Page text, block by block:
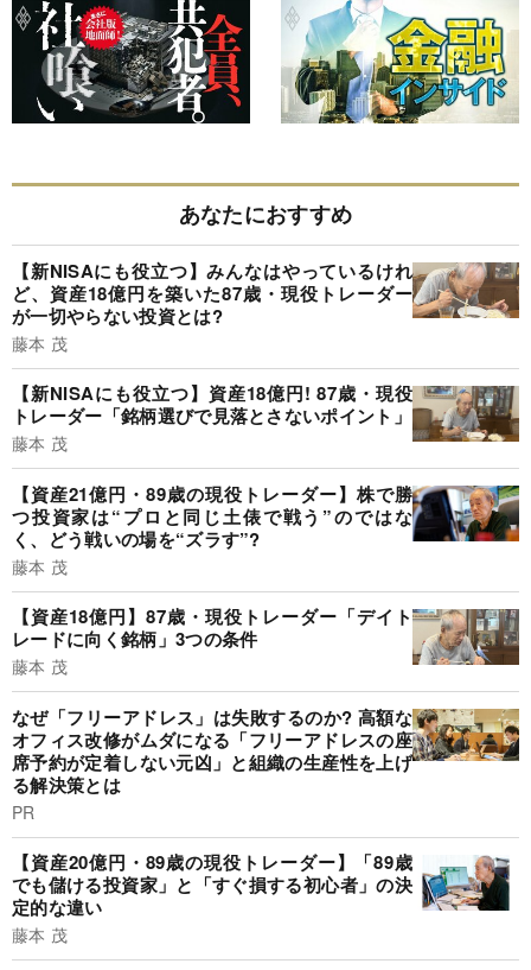
あなたにおすすめ
【新NISAにも役立つ】みんなはやっているけれ
ど、資産18億円を築いた87歳・現役トレーダー
が一切やらない投資とは?
藤本 茂
【新NISAにも役立つ】資産18億円! 87歳・現役
トレーダー「銘柄選びで見落とさないポイント」
藤本 茂
【資産21億円・89歳の現役トレーダー】株で勝
つ投資家は“プロと同じ土俵で戦う”のではな
く、どう戦いの場を“ズラす”?
藤本 茂
【資産18億円】87歳・現役トレーダー「デイト
レードに向く銘柄」3つの条件
藤本 茂
なぜ「フリーアドレス」は失敗するのか? 高額な
オフィス改修がムダになる「フリーアドレスの座
席予約が定着しない元凶」と組織の生産性を上げ
る解決策とは
PR
【資産20億円・89歳の現役トレーダー】「89歳
でも儲ける投資家」と「すぐ損する初心者」の決
定的な違い
藤本 茂